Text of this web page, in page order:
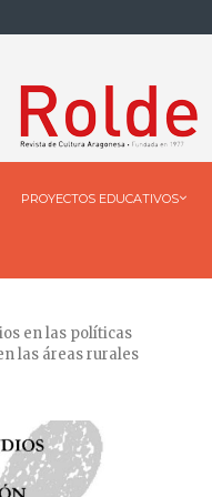
PROYECTOS EDUCATIVOS
en las políticas
las áreas rurales